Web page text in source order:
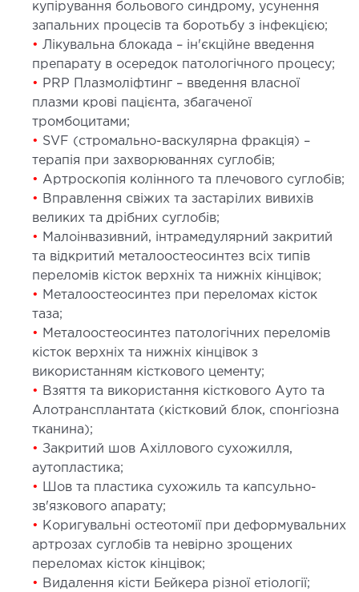
купірування больового синдрому, усунення
запальних процесів та боротьбу з інфекцією;
• Лікувальна блокада – ін'єкційне введення
препарату в осередок патологічного процесу;
• PRP Плазмоліфтинг – введення власної
плазми крові пацієнта, збагаченої
тромбоцитами;
• SVF (стромально-васкулярна фракція) –
терапія при захворюваннях суглобів;
• Артроскопія колінного та плечового суглобів;
• Вправлення свіжих та застарілих вивихів
великих та дрібних суглобів;
•
Малоінвазивний, інтрамедулярний закритий
та відкритий металоостеосинтез всіх типів
переломів кісток верхніх та нижніх кінцівок;
•
Металоостеосинтез при переломах кісток
таза;
•
Металоостеосинтез патологічних переломів
кісток верхніх та нижніх кінцівок з
використанням кісткового цементу;
• Взяття та використання кісткового Ауто та
Алотрансплантата (кістковий блок, спонгіозна
тканина);
• Закритий шов Ахіллового сухожилля,
аутопластика;
• Шов та пластика сухожиль та капсульно-
зв'язкового апарату;
• Коригувальні остеотомії при деформувальних
артрозах суглобів та невірно зрощених
переломах кісток кінцівок;
• Видалення кісти Бейкера різної етіології;